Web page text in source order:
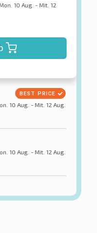
10 Aug. - Mit. 12
10 Aug. - Mit. 12 Aug.
10 Aug. - Mit. 12 Aug.